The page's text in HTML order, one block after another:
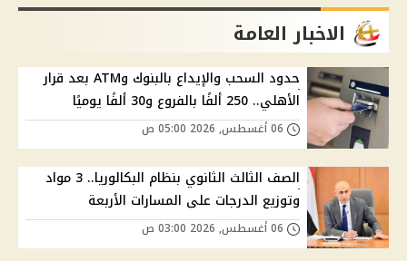
الاخبار العامة
حدود السحب والإيداع بالبنوك وATM بعد قرار
الأهلي.. 250 ألفًا بالفروع و30 ألفًا يوميًا
الصف الثالث الثانوي بنظام البكالوريا.. 3 مواد
وتوزيع الدرجات على المسارات الأربعة